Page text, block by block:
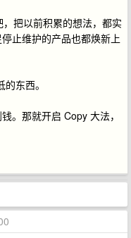
把以前积累的想法，都实
止维护的产品也都焕新上
东西。
。那就开启 Copy 大法，